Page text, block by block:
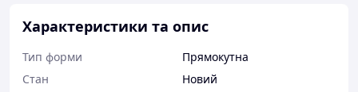
Характеристики та опис
Тип форми
Прямокутна
Стан
Новий